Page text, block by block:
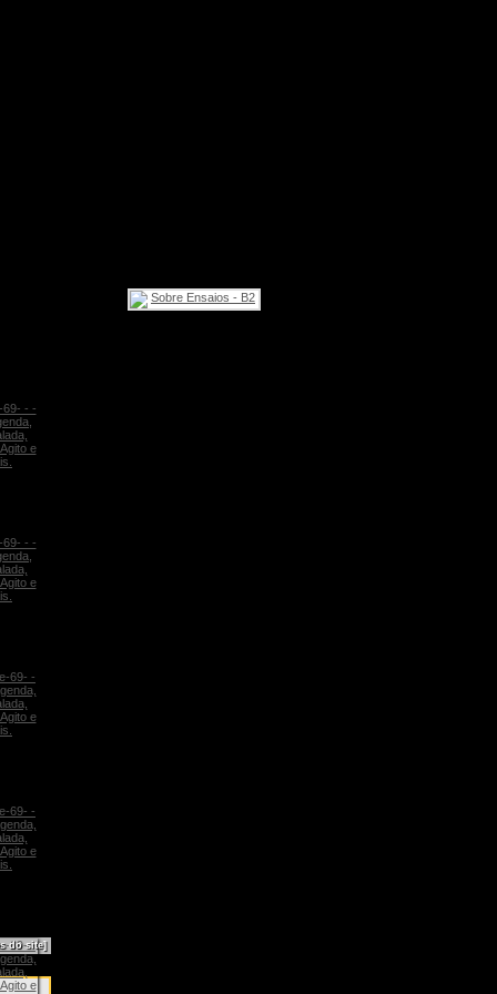
do site]